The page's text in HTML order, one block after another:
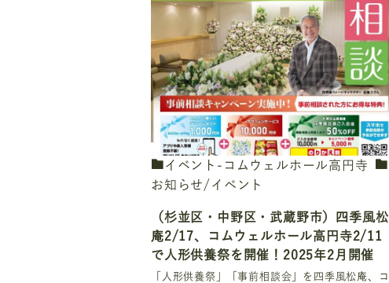
イベント-コムウェルホール高円寺
お知らせ/イベント
（杉並区・中野区・武蔵野市）四季風松
庵2/17、コムウェルホール高円寺2/11
で人形供養祭を開催！2025年2月開催
「人形供養祭」「事前相談会」を四季風松庵、コ